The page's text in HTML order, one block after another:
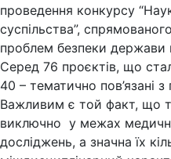
проведення конкурсу
суспільства”,
проблем безпеки держави
Серед 76 проєктів, що
40 – тематично пов’язані
Важливим є той факт, що
виключно у межах
досліджень, а значна їх